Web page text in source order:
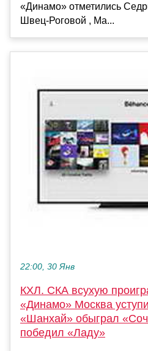
«Динамо» отметились
Швец-Роговой , Ма...
22:00, 30 Янв
КХЛ. СКА всухую
«Динамо» Москва
«Шанхай» обыграл
победил «Ладу»